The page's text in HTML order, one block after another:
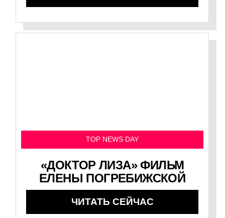
TOP NEWS DAY
«ДОКТОР ЛИЗА» ФИЛЬМ
ЕЛЕНЫ ПОГРЕБИЖСКОЙ
ЧИТАТЬ СЕЙЧАС